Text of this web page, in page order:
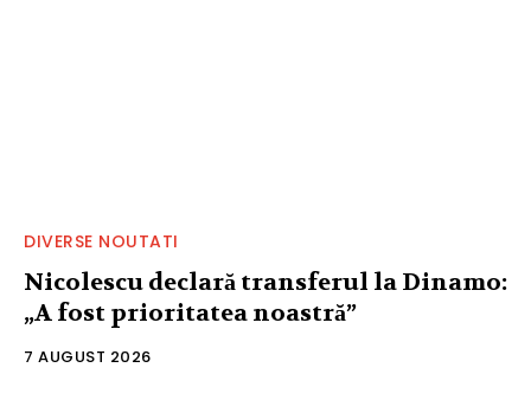
DIVERSE NOUTATI
Nicolescu declară transferul la Dinamo:
„A fost prioritatea noastră”
7 AUGUST 2026